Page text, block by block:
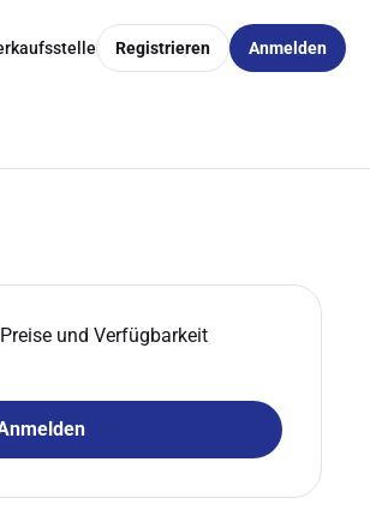
Registrieren Anmelden
und Verfügbarkeit